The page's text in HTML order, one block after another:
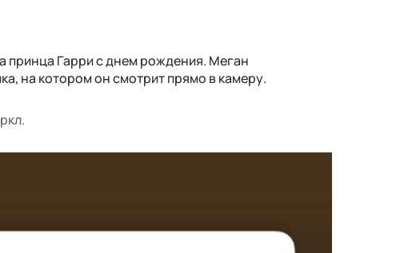
принца Гарри с днем рождения. Меган
на котором он смотрит прямо в камеру.